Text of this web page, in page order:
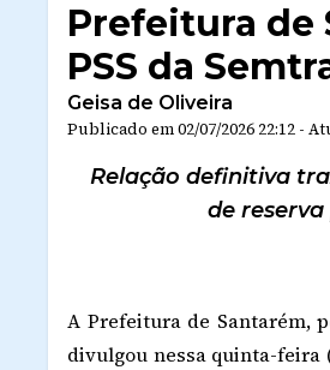
Prefeitura de
PSS da
Geisa de Oliveira
Publicado em02/07/2026 22:12 -
Relação definitiva
de
A Prefeitura de Santarém,
divulgou nessa quinta-feira